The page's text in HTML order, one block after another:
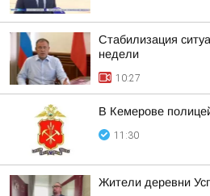
Стабилизация
недели
10:27
В Кемерове
11:30
Жители деревни